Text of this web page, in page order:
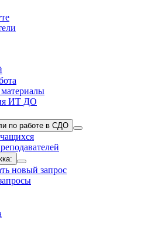
ИТ ДО
по работе в СДО
новый запрос